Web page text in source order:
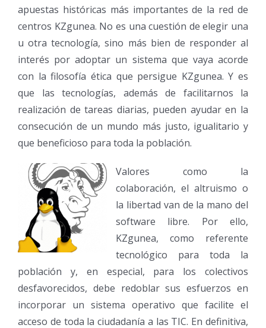
apuestas históricas más importantes de la red de
centros KZgunea. No es una cuestión de elegir una
u otra tecnología, sino más bien de responder al
interés por adoptar un sistema que vaya acorde
con la filosofía ética que persigue KZgunea. Y es
que las tecnologías, además de facilitarnos la
realización de tareas diarias, pueden ayudar en la
consecución de un mundo más justo, igualitario y
que beneficioso para toda la población.
Valores como la
colaboración, el altruismo o
la libertad van de la mano del
software libre. Por ello,
KZgunea, como referente
tecnológico para toda la
población y, en especial, para los colectivos
desfavorecidos, debe redoblar sus esfuerzos en
incorporar un sistema operativo que facilite el
acceso de toda la ciudadanía a las TIC. En definitiva,